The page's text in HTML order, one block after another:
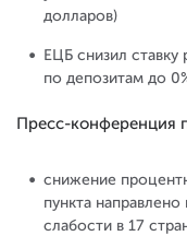
долларов)
ЕЦБ снизил ставку
по депозитам до
Пресс-конференция
снижение
пункта
слабости в 17